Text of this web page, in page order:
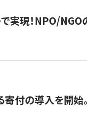
実現！NPO/NGO
寄付の導入を開始